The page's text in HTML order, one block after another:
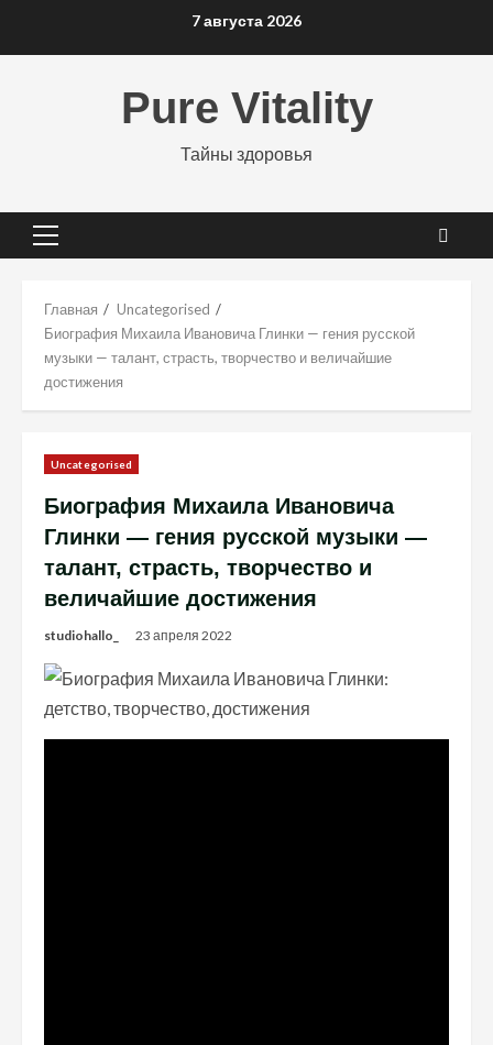
7 августа 2026
Pure Vitality
Тайны здоровья
Основное
Главная
Uncategorised
Биография Михаила Ивановича Глинки — гения русской
музыки — талант, страсть, творчество и величайшие
достижения
Uncategorised
Биография Михаила Ивановича
Глинки — гения русской музыки —
талант, страсть, творчество и
величайшие достижения
studiohallo_ 23 апреля 2022